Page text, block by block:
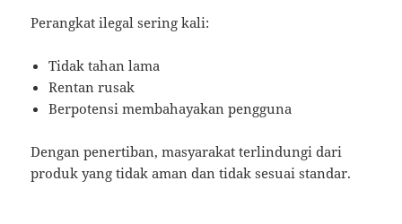
Perangkat ilegal sering kali:
Tidak tahan lama
Rentan rusak
Berpotensi membahayakan pengguna
Dengan penertiban, masyarakat terlindungi dari
produk yang tidak aman dan tidak sesuai standar.